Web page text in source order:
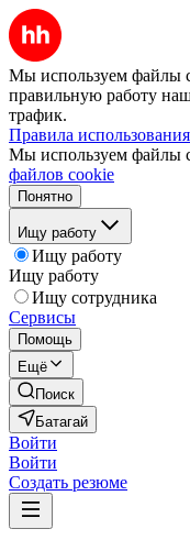
Мы используем файлы
правильную работу
трафик.
Правила
Мы используем файлы
файлов cookie
Понятно
Ищу работу
Ищу работу
Ищу работу
Ищу сотрудника
Сервисы
Помощь
Ещё
Поиск
Батагай
Войти
Войти
Создать резюме